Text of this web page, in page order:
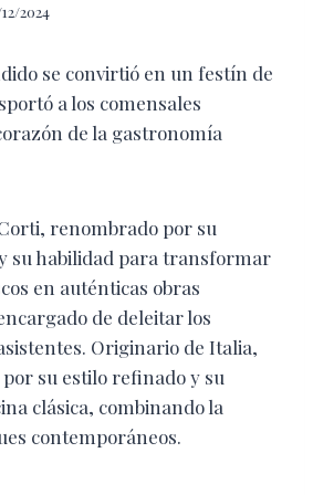
2024
se convirtió en un festín de
a los comensales
de la gastronomía
renombrado por su
su habilidad para transformar
en auténticas obras
de deleitar los
Originario de Italia,
su estilo refinado y su
clásica, combinando la
contemporáneos.